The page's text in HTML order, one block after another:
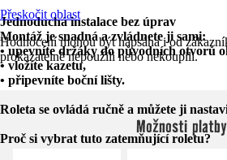
Jednoduchá instalace bez úprav
Montáž je snadná a zvládnete ji sami:
• upevníte držáky do původních otvorů
• vložíte kazetu,
• připevníte boční lišty.
Roleta se ovládá ručně a můžete ji
Proč si vybrat tuto zatemňující roletu?
Přeskočit oblast
Hodnocení mohou být napsána i od
prokazatelně nepoužili nebo nekoupili.
Možnosti platby